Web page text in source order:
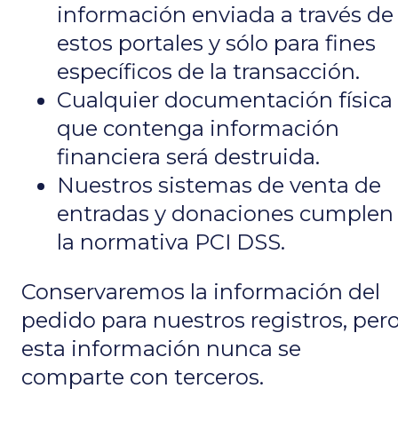
información enviada a través de
estos portales y sólo para fines
específicos de la transacción.
Cualquier documentación física
que contenga información
financiera será destruida.
Nuestros sistemas de venta de
entradas y donaciones cumplen
la normativa PCI DSS.
Conservaremos la información del
pedido para nuestros registros,
esta información nunca se
comparte con terceros.